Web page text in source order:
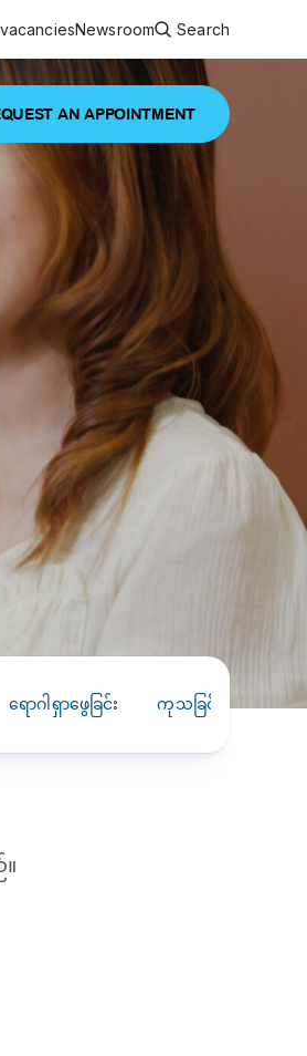
(မယ်လီယွိုက်ဒိုး
ထန်
unveils
Pu Clinic in
advancing
care
is delighted to
the...
care from prenatal
as
in Yangon for
AN APPOINTMENT
Newsroom Search
ရောဂါရှာဖွေခြင်း ကုသခြင်း ကာကွ